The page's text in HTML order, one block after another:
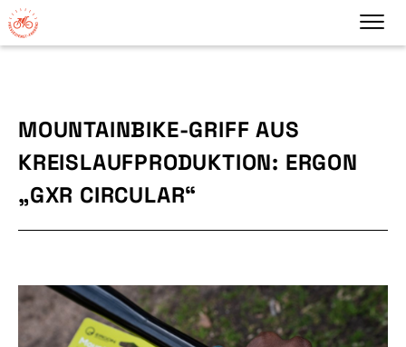
MOUNTAINBIKE-GRIFF AUS
KREISLAUFPRODUKTION: ERGON
„GXR CIRCULAR“